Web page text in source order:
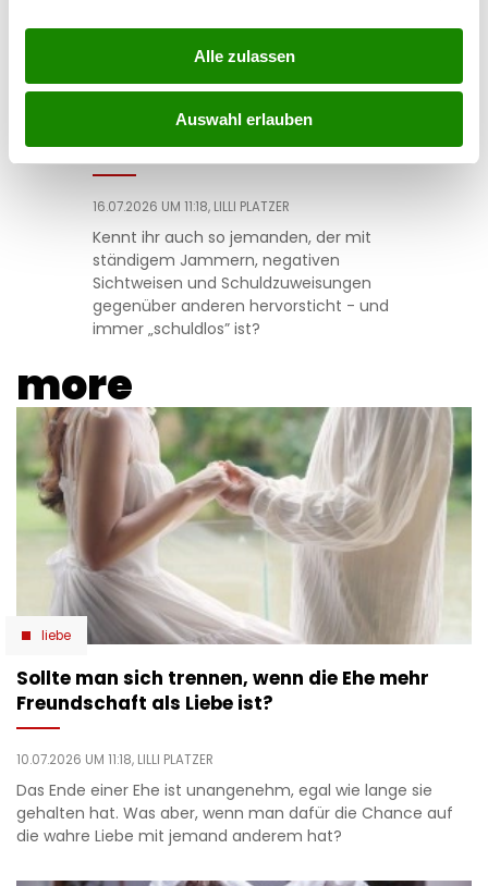
Alle zulassen
Auswahl erlauben
Das ewige Opfer
16.07.2026 UM 11:18, LILLI PLATZER
Kennt ihr auch so jemanden, der mit
ständigem Jammern, negativen
Sichtweisen und Schuldzuweisungen
gegenüber anderen hervorsticht - und
immer „schuldlos” ist?
more
liebe
Sollte man sich trennen, wenn die Ehe mehr
Freundschaft als Liebe ist?
10.07.2026 UM 11:18, LILLI PLATZER
Das Ende einer Ehe ist unangenehm, egal wie lange sie
gehalten hat. Was aber, wenn man dafür die Chance auf
die wahre Liebe mit jemand anderem hat?